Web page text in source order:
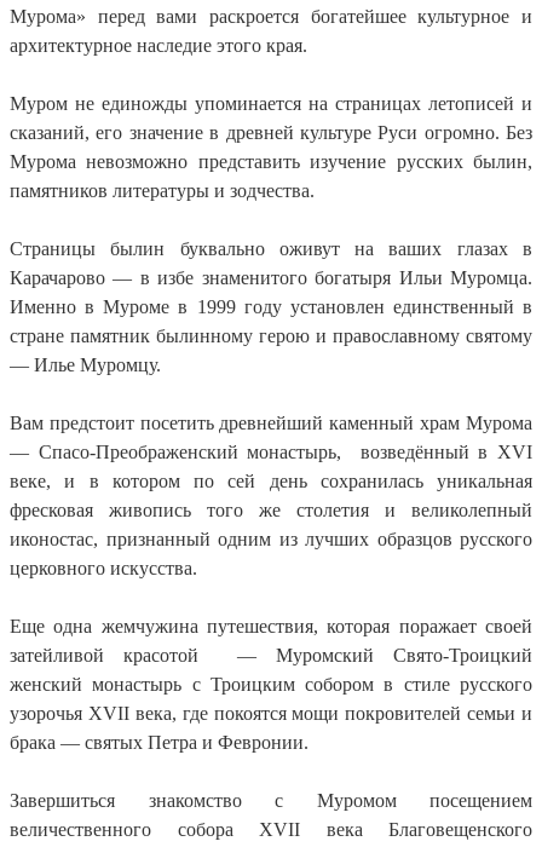
Мурома» перед вами раскроется богатейшее культурное и
архитектурное наследие этого края.
Муром не единожды упоминается на страницах летописей и
сказаний, его значение в древней культуре Руси огромно. Без
Мурома невозможно представить изучение русских былин,
памятников литературы и зодчества.
Страницы былин буквально оживут на ваших глазах в
Карачарово — в избе знаменитого богатыря Ильи Муромца.
Именно в Муроме в 1999 году установлен единственный в
стране памятник былинному герою и православному святому
— Илье Муромцу.
Вам предстоит посетить древнейший каменный храм Мурома
— Спасо-Преображенский монастырь, возведённый в XVI
веке, и в котором по сей день сохранилась уникальная
фресковая живопись того же столетия и великолепный
иконостас, признанный одним из лучших образцов русского
церковного искусства.
Еще одна жемчужина путешествия, которая поражает своей
затейливой красотой — Муромский Свято-Троицкий
женский монастырь с Троицким собором в стиле русского
узорочья XVII века, где покоятся мощи покровителей семьи и
брака — святых Петра и Февронии.
Завершиться знакомство с Муромом посещением
величественного собора XVII века Благовещенского